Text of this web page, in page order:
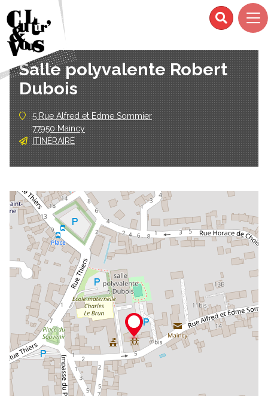
Salle polyvalente Robert
Dubois
5 Rue Alfred et Edme Sommier
77950 Maincy
ITINÉRAIRE